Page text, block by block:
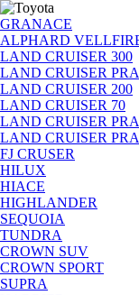
GRANACE
ALPHARD
LAND CRUISER 300
LAND CRUISER
LAND CRUISER 200
LAND CRUISER 70
LAND CRUISER
LAND CRUISER
FJ CRUSER
HILUX
HIACE
HIGHLANDER
SEQUOIA
TUNDRA
CROWN SUV
CROWN SPORT
SUPRA